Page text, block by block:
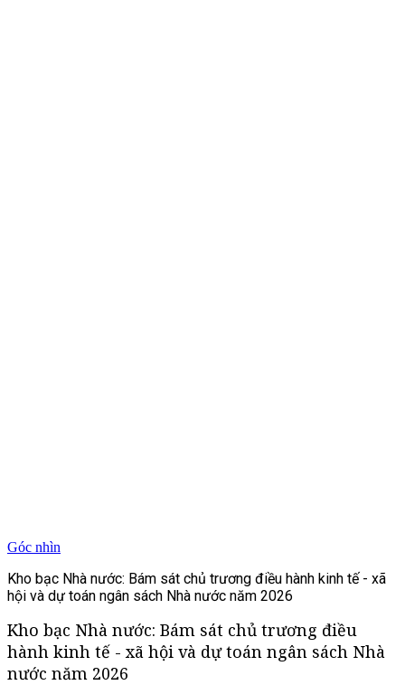
Góc nhìn
Kho bạc Nhà nước: Bám sát chủ trương điều hành kinh tế - xã
hội và dự toán ngân sách Nhà nước năm 2026
Kho bạc Nhà nước: Bám sát chủ trương điều
hành kinh tế - xã hội và dự toán ngân sách Nhà
nước năm 2026